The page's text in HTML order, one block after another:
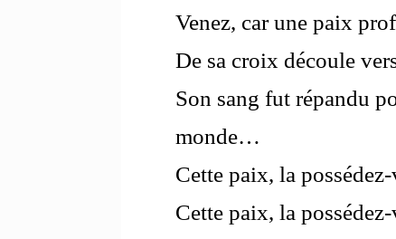
Venez, car une paix
De sa croix découle
Son sang fut répandu
monde…
Cette paix, la
Cette paix, la